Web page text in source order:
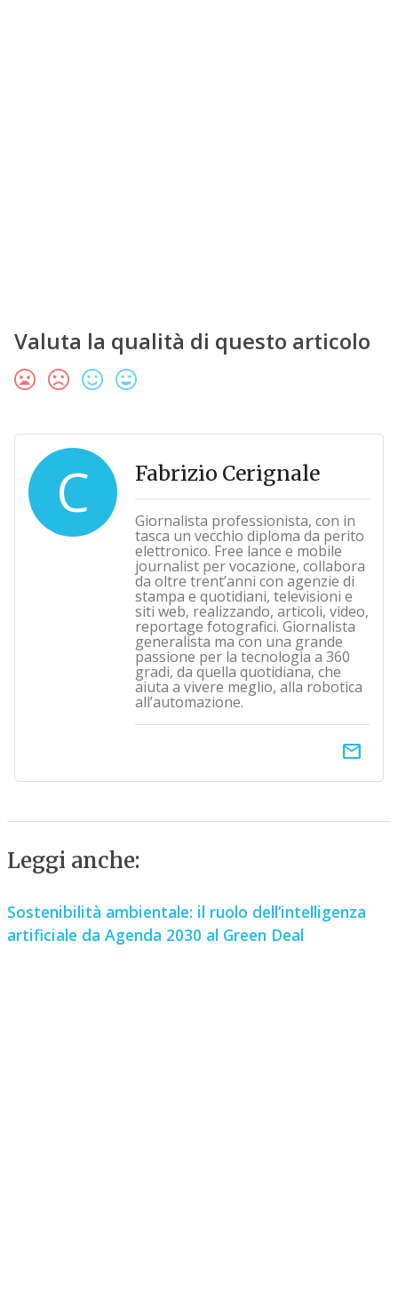
Valuta la qualità di questo articolo
C Fabrizio Cerignale
Giornalista professionista, con in
tasca un vecchio diploma da perito
elettronico. Free lance e mobile
journalist per vocazione, collabora
da oltre trent’anni con agenzie di
stampa e quotidiani, televisioni e
siti web, realizzando, articoli, video,
reportage fotografici. Giornalista
generalista ma con una grande
passione per la tecnologia a 360
gradi, da quella quotidiana, che
aiuta a vivere meglio, alla robotica
all’automazione.
email
Leggi anche:
Sostenibilità ambientale: il ruolo dell’intelligenza
artificiale da Agenda 2030 al Green Deal